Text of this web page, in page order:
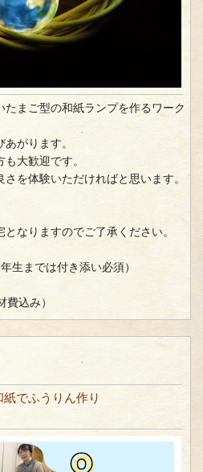
まご型の和紙ランプを作るワーク
がります。
大歓迎です。
を体験いただければと思います。
なりますのでご了承ください。
生までは付き添い必須）
込み）
紙でふうりん作り